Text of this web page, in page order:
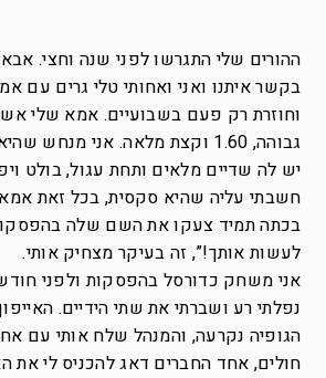
ההורים שלי התגרשו לפני שנה וחצי.
בקשר איתנו ואני ואחותי טלי גרים עם
וחוזרת רק פעם בשבועיים. אמא שלי
יש לה שדיים מלאים ותחת עגול, בולט
חשבתי עליה שהיא סקסית, בכל זאת
בכתה תמיד צעקו את השם שלה בהפסקות
לעשות אותך!”, זה בעיקר מצחיק אותי.
אני משחק כדורסל בהפסקות ולפני
נפלתי רע ושברתי את שתי הידיים.
הגופיה נקרעה, והמנהל שלח אותי עם
חולים, אחד החברים דאג להכניס לי את